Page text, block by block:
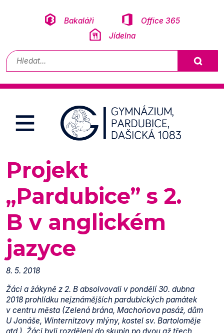
Bakaláři
Office 365
Jídelna
Vyhledávání
Projekt
„Pardubice” s 2.
B v anglickém
jazyce
8. 5. 2018
Žáci a žákyně z 2. B absolvovali v pondělí 30. dubna
2018 prohlídku nejznámějších pardubických památek
v centru města (Zelená brána, Machoňova pasáž, dům
U Jonáše, Winternitzovy mlýny, kostel sv. Bartoloměje